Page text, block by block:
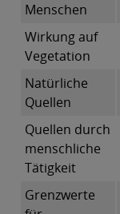
Menschen
Wirkung auf
Vegetation
Natürliche
Quellen
Quellen durch
menschliche
Tätigkeit
Grenzwerte